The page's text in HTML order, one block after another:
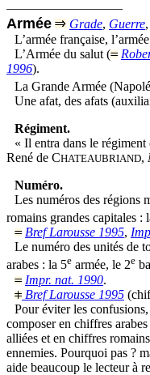
—————————
Armée Grade, Guerre,
L’armée française,
L’Armée du salut (
1996).
La Grande Armée
Une afat, des afats
Régiment.
« Il entra dans le
René de CHATEAUBRIAND,
Numéro.
Les numéros des régions
romains grandes capitales :
Bref Larousse 1995,
Le numéro des unités de
arabes : la 5e armée, le 2e
Impr. nat. 1990.
Bref Larousse 1995
Pour éviter les
composer en chiffres
alliées et en chiffres
ennemies. Pourquoi pas ?
aide beaucoup le lecteur à